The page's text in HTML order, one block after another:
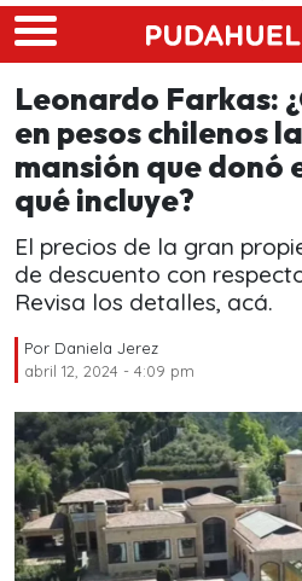
Skip to main content
Leonardo Farkas:
en pesos chilenos
mansión que donó
qué incluye?
El precios de la gran
de descuento con
Revisa los detalles, acá.
Por Daniela Jerez
abril 12, 2024 - 4:09 pm